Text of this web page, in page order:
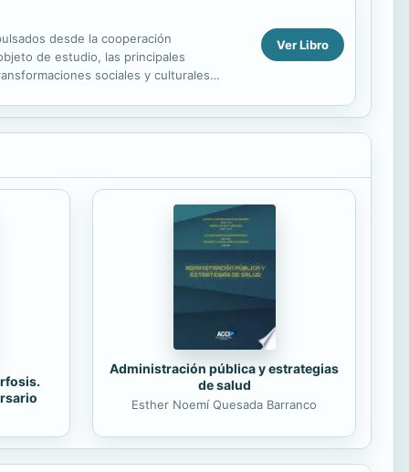
desde la cooperación
de estudio, las principales
sociales y culturales
Ver Libro
Administración pública y estrategias
de salud
Esther Noemí Quesada Barranco